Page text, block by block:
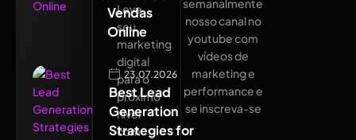
Vendas
Online
23.07.2026
Best Lead
Generation
Strategies for
Leve
seu
marketing
digital
para o
próximo
nível
com
semanalmente
nosso canal no
youtube com
vídeos de
marketing e
performance e
se inscreva-se